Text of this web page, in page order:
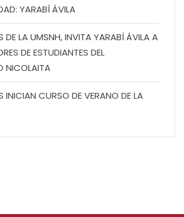
YARABÍ ÁVILA
DE LA UMSNH, INVITA YARABÍ ÁVILA A
DE ESTUDIANTES DEL
NICOLAITA
INICIAN CURSO DE VERANO DE LA